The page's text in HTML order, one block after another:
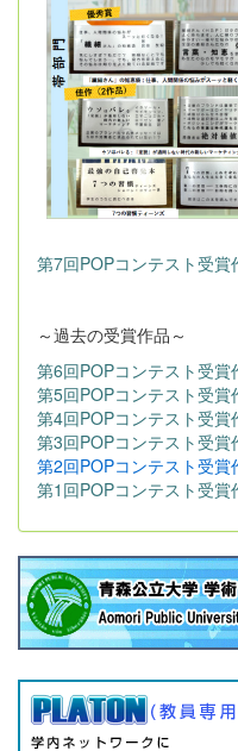
第7回POPコンテスト受
～過去の受賞作品～
第6回POPコンテスト受
第5回POPコンテスト受
第4回POPコンテスト受
第3回POPコンテスト受
第2回POPコンテスト受
第1回POPコンテスト受